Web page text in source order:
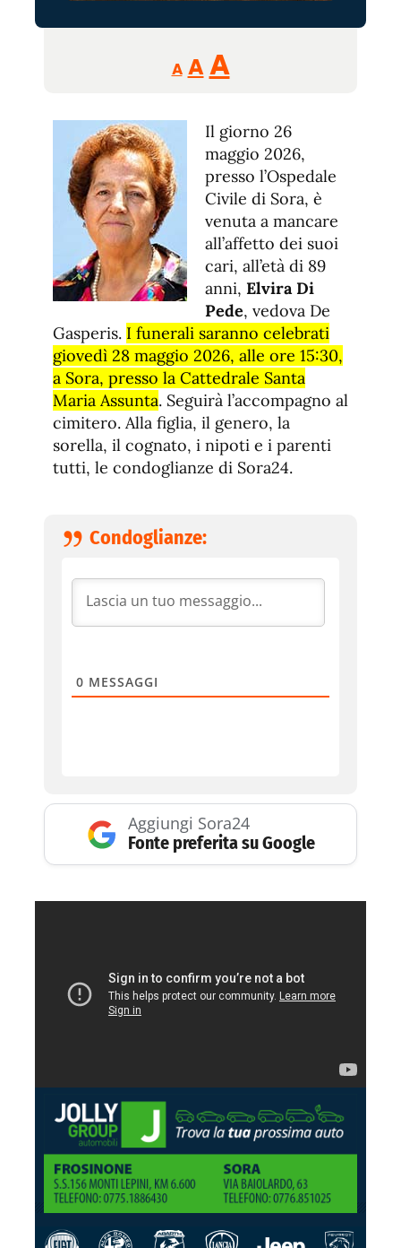
A
Reducir
tamaño
fuente.
A Restablecer
de
fuente
AAumentar
de
fuente.
Il giorno 26
maggio 2026,
presso l’Ospedale
Civile di Sora, è
venuta a mancare
all’affetto dei suoi
cari, all’età di 89
anni, Elvira Di
Pede, vedova De
Gasperis. I funerali saranno celebrati
giovedì 28 maggio 2026, alle ore 15:30,
a Sora, presso la Cattedrale Santa
Maria Assunta. Seguirà l’accompagno al
cimitero. Alla figlia, il genero, la
sorella, il cognato, i nipoti e i parenti
tutti, le condoglianze di Sora24.
Condoglianze:
0 MESSAGGI
Aggiungi Sora24
Fonte preferita su Google